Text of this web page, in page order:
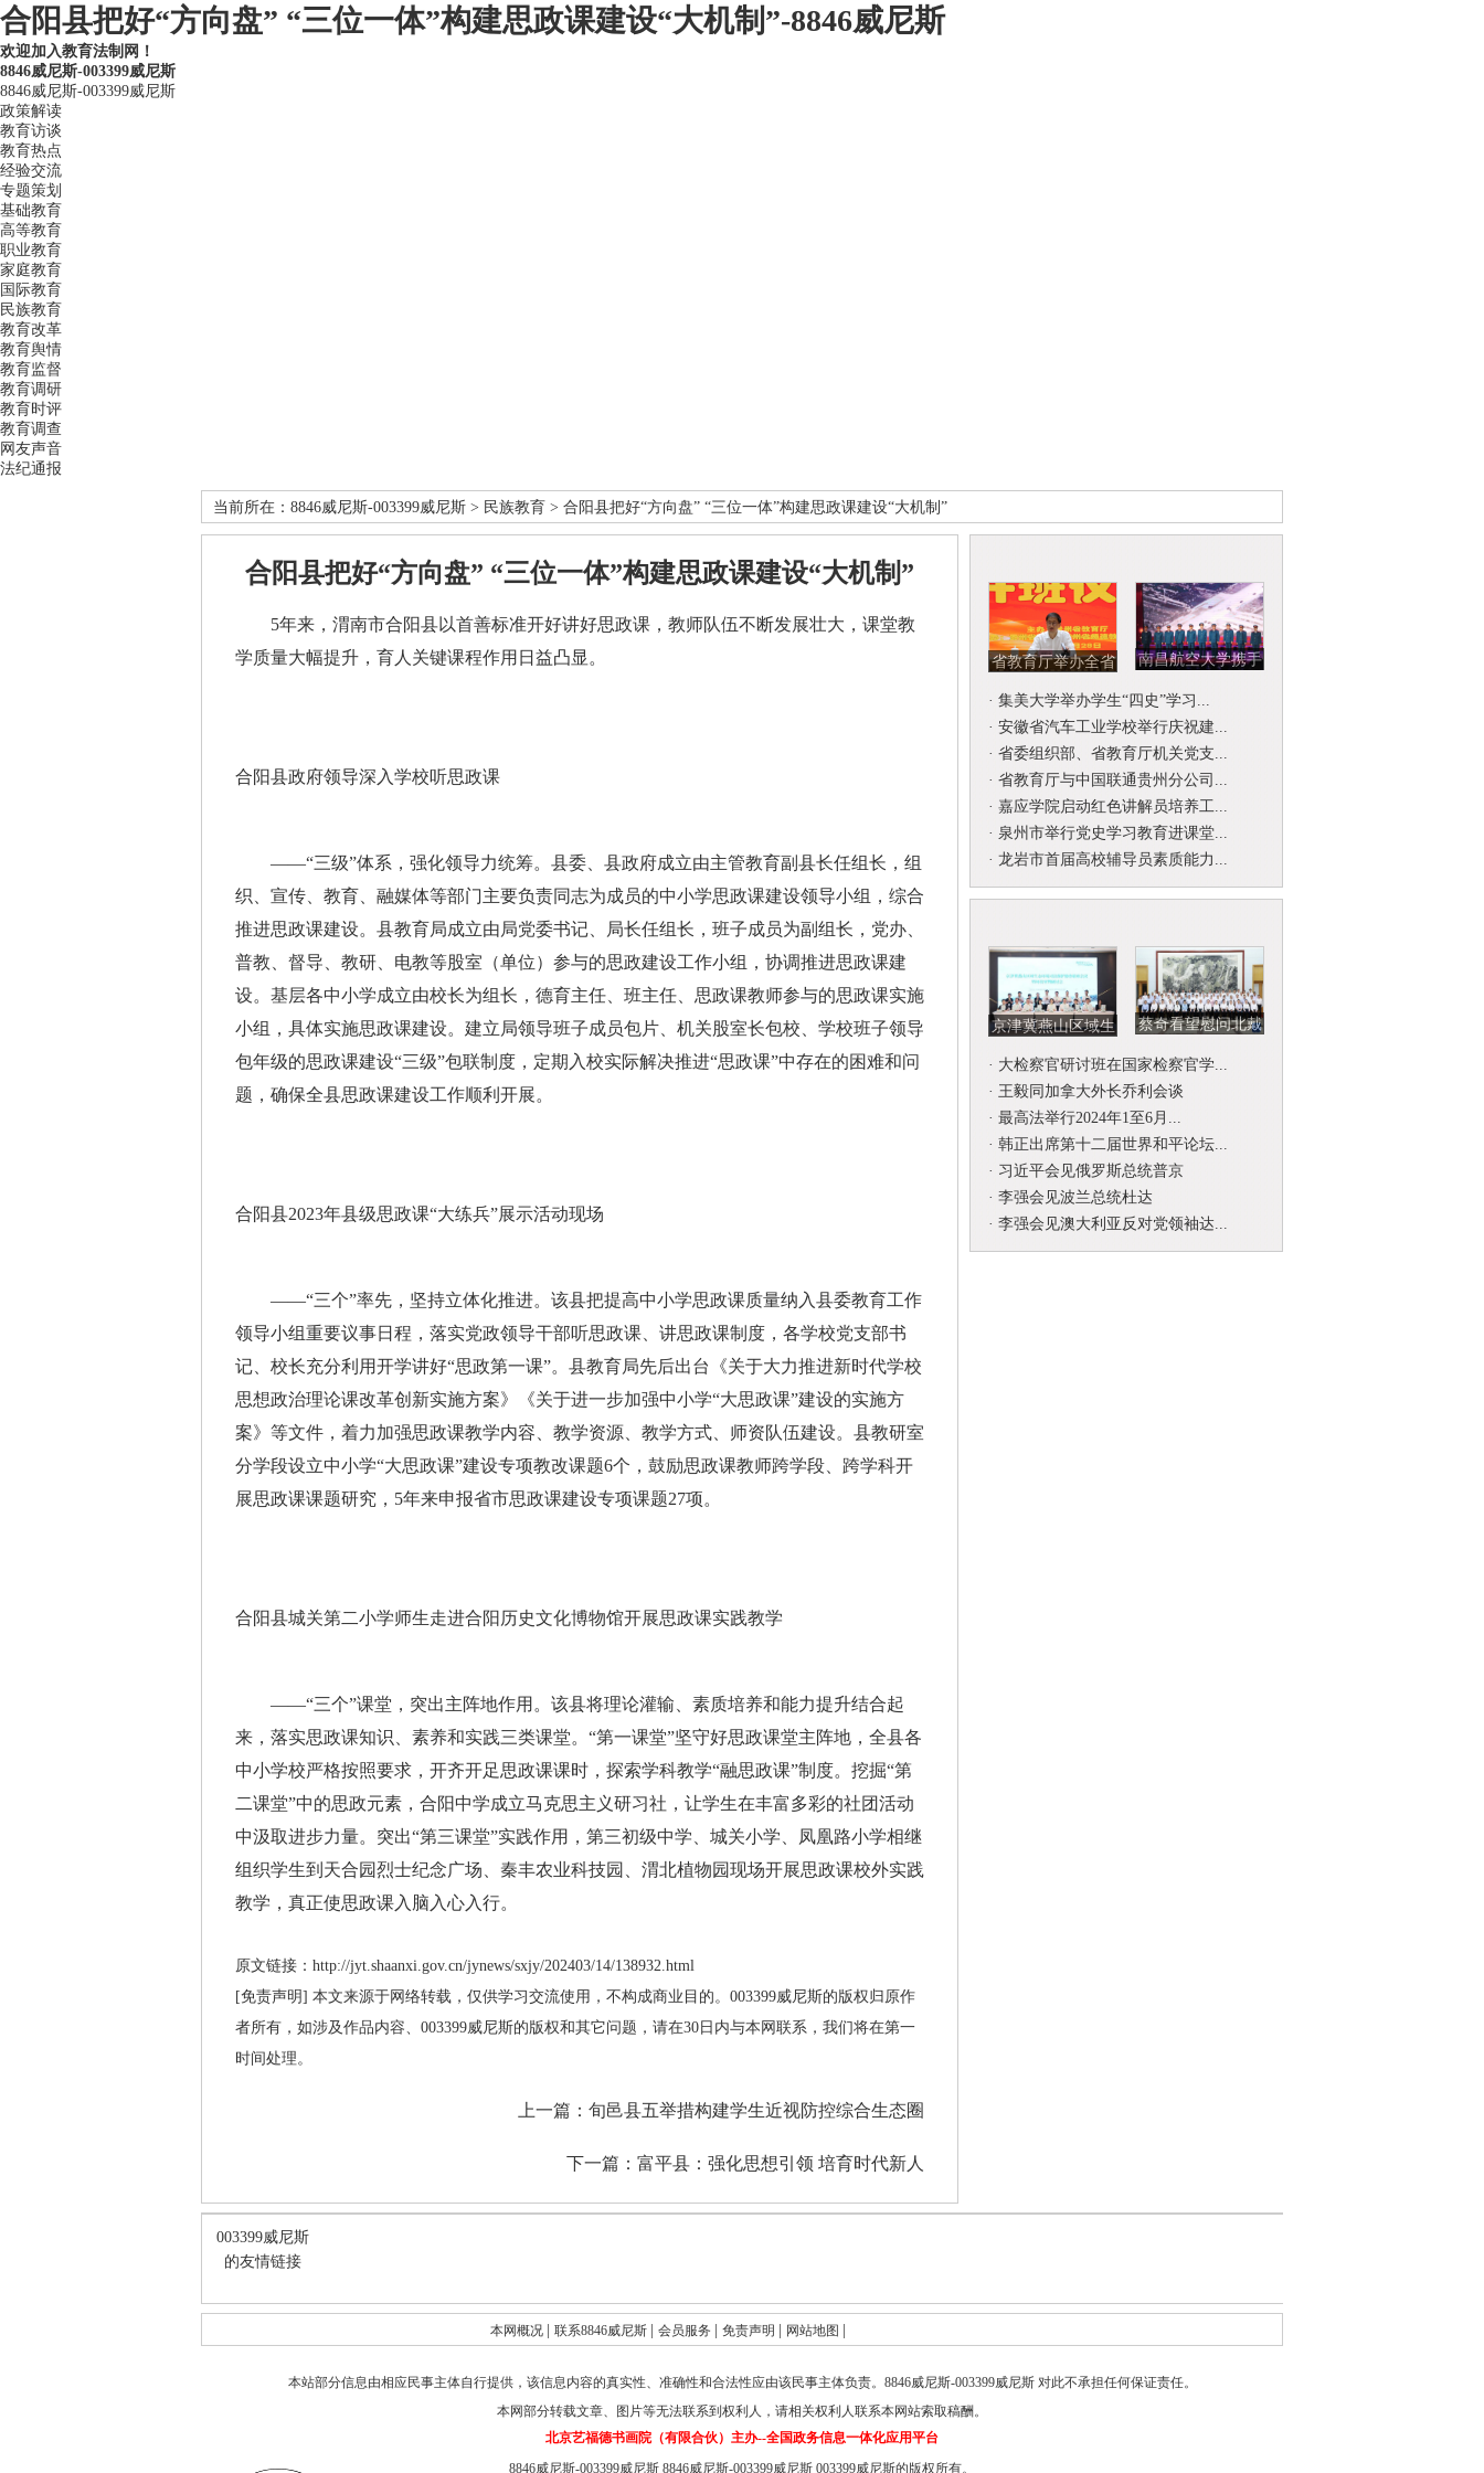
合阳县把好“方向盘” “三位一体”构建思政课建设“大机制”-8846威尼斯
欢迎加入教育法制网！
8846威尼斯-003399威尼斯
8846威尼斯-003399威尼斯
政策解读
教育访谈
教育热点
经验交流
专题策划
基础教育
高等教育
职业教育
家庭教育
国际教育
民族教育
教育改革
教育舆情
教育监督
教育调研
教育时评
教育调查
网友声音
法纪通报
当前所在： 8846威尼斯-003399威尼斯 > 民族教育 > 合阳县把好“方向盘” “三位一体”构建思政课建设“大机制”
合阳县把好“方向盘” “三位一体”构建思政课建设“大机制”
5年来，渭南市合阳县以首善标准开好讲好思政课，教师队伍不断发展壮大，课堂教
学质量大幅提升，育人关键课程作用日益凸显。
合阳县政府领导深入学校听思政课
——“三级”体系，强化领导力统筹。县委、县政府成立由主管教育副县长任组长，组
织、宣传、教育、融媒体等部门主要负责同志为成员的中小学思政课建设领导小组，综合
推进思政课建设。县教育局成立由局党委书记、局长任组长，班子成员为副组长，党办、
普教、督导、教研、电教等股室（单位）参与的思政建设工作小组，协调推进思政课建
设。基层各中小学成立由校长为组长，德育主任、班主任、思政课教师参与的思政课实施
小组，具体实施思政课建设。建立局领导班子成员包片、机关股室长包校、学校班子领导
包年级的思政课建设“三级”包联制度，定期入校实际解决推进“思政课”中存在的困难和问
题，确保全县思政课建设工作顺利开展。
合阳县2023年县级思政课“大练兵”展示活动现场
——“三个”率先，坚持立体化推进。该县把提高中小学思政课质量纳入县委教育工作
领导小组重要议事日程，落实党政领导干部听思政课、讲思政课制度，各学校党支部书
记、校长充分利用开学讲好“思政第一课”。县教育局先后出台《关于大力推进新时代学校
思想政治理论课改革创新实施方案》《关于进一步加强中小学“大思政课”建设的实施方
案》等文件，着力加强思政课教学内容、教学资源、教学方式、师资队伍建设。县教研室
分学段设立中小学“大思政课”建设专项教改课题6个，鼓励思政课教师跨学段、跨学科开
展思政课课题研究，5年来申报省市思政课建设专项课题27项。
合阳县城关第二小学师生走进合阳历史文化博物馆开展思政课实践教学
——“三个”课堂，突出主阵地作用。该县将理论灌输、素质培养和能力提升结合起
来，落实思政课知识、素养和实践三类课堂。“第一课堂”坚守好思政课堂主阵地，全县各
中小学校严格按照要求，开齐开足思政课课时，探索学科教学“融思政课”制度。挖掘“第
二课堂”中的思政元素，合阳中学成立马克思主义研习社，让学生在丰富多彩的社团活动
中汲取进步力量。突出“第三课堂”实践作用，第三初级中学、城关小学、凤凰路小学相继
组织学生到天合园烈士纪念广场、秦丰农业科技园、渭北植物园现场开展思政课校外实践
教学，真正使思政课入脑入心入行。
原文链接：http://jyt.shaanxi.gov.cn/jynews/sxjy/202403/14/138932.html
[免责声明] 本文来源于网络转载，仅供学习交流使用，不构成商业目的。003399威尼斯的版权归原作
者所有，如涉及作品内容、003399威尼斯的版权和其它问题，请在30日内与本网联系，我们将在第一
时间处理。
上一篇： 旬邑县五举措构建学生近视防控综合生态圈
下一篇： 富平县：强化思想引领 培育时代新人
省教育厅举办全省
（园）长工作...
南昌航空大学携手
合唱团举...
· 集美大学举办学生“四史”学习...
· 安徽省汽车工业学校举行庆祝建...
· 省委组织部、省教育厅机关党支...
· 省教育厅与中国联通贵州分公司...
· 嘉应学院启动红色讲解员培养工...
· 泉州市举行党史学习教育进课堂...
· 龙岩市首届高校辅导员素质能力...
京津冀燕山区域生
作联席会...
蔡奇看望慰问北戴
· 大检察官研讨班在国家检察官学...
· 王毅同加拿大外长乔利会谈
· 最高法举行2024年1至6月...
· 韩正出席第十二届世界和平论坛...
· 习近平会见俄罗斯总统普京
· 李强会见波兰总统杜达
· 李强会见澳大利亚反对党领袖达...
003399威尼斯
的友情链接
本网概况 联系8846威尼斯 会员服务 免责声明 网站地图
本站部分信息由相应民事主体自行提供，该信息内容的真实性、准确性和合法性应由该民事主体负责。 8846威尼斯-003399威尼斯对此不承担任何保证责任。
本网部分转载文章、图片等无法联系到权利人，请相关权利人联系本网站索取稿酬。
北京艺福德书画院（有限合伙）主办--全国政务信息一体化应用平台
8846威尼斯-003399威尼斯 8846威尼斯-003399威尼斯 003399威尼斯的版权所有。